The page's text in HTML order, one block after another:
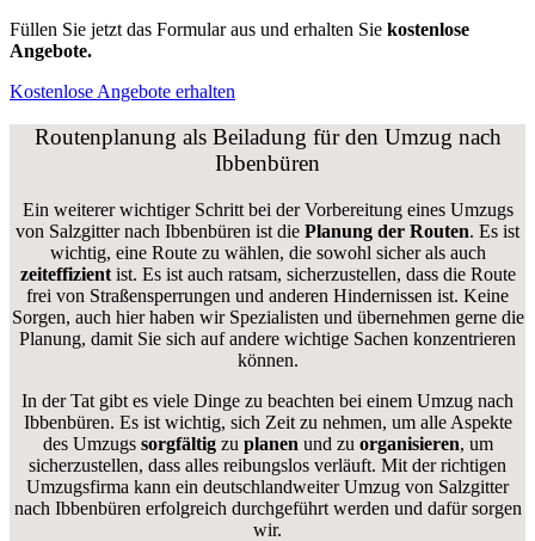
Füllen Sie jetzt das Formular aus und erhalten Sie kostenlose
Angebote.
Kostenlose Angebote erhalten
Routenplanung als Beiladung für den Umzug nach
Ibbenbüren
Ein weiterer wichtiger Schritt bei der Vorbereitung eines Umzugs
von Salzgitter nach Ibbenbüren ist die Planung der Routen. Es ist
wichtig, eine Route zu wählen, die sowohl sicher als auch
zeiteffizientist. Es ist auch ratsam, sicherzustellen, dass die Route
frei von Straßensperrungen und anderen Hindernissen ist. Keine
Sorgen, auch hier haben wir Spezialisten und übernehmen gerne die
Planung, damit Sie sich auf andere wichtige Sachen konzentrieren
können.
In der Tat gibt es viele Dinge zu beachten bei einem Umzug nach
Ibbenbüren. Es ist wichtig, sich Zeit zu nehmen, um alle Aspekte
des Umzugs sorgfältigzu planen und zu organisieren, um
sicherzustellen, dass alles reibungslos verläuft. Mit der richtigen
Umzugsfirma kann ein deutschlandweiter Umzug von Salzgitter
nach Ibbenbüren erfolgreich durchgeführt werden und dafür sorgen
wir.